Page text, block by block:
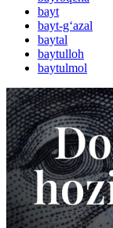
bayt
bayt-g‘azal
baytal
baytulloh
baytulmol